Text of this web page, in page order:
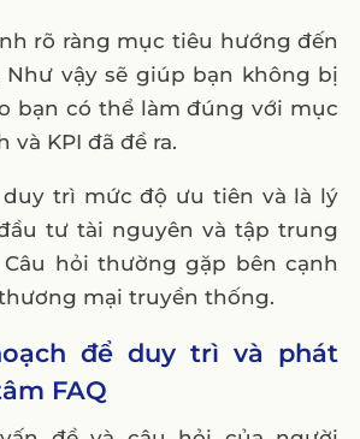
rõ ràng mục tiêu hướng đến
Như vậy sẽ giúp bạn không bị
bạn có thể làm đúng với mục
KPI đã đề ra.
trì mức độ ưu tiên và là lý
tư tài nguyên và tập trung
hỏi thường gặp bên cạnh
mại truyền thống.
để duy trì và phát
FAQ